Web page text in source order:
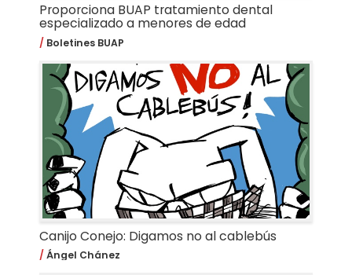
Proporciona BUAP tratamiento dental
especializado a menores de edad
Boletines BUAP
Canijo Conejo: Digamos no al cablebús
Ángel Chánez